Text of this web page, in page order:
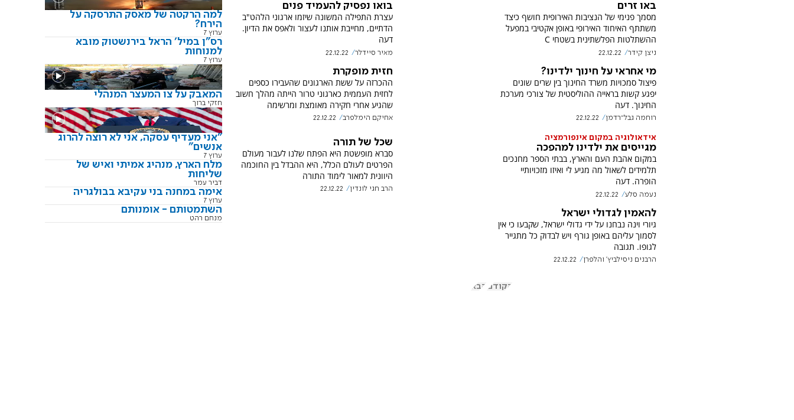
באו זרים
מסמך פנימי של הנציבות האירופית חושף כיצד
משתתף האיחוד האירופי באופן אקטיבי במפעל
ההשתלטות הפלשתינית בשטחי C
ניצן קידר 22.12.22
בואו נפסיק להעמיד פנים
עצרת התפילה המשונה שיזמו ארגוני הלהט"ב
הדתיים, מחייבת אותנו לעצור ולאפס את הדיון.
דעה
מאיר סיידלר 22.12.22
מי אחראי על חינוך ילדינו?
פיצול סמכויות משרד החינוך בין שרים שונים
יפגע קשות בראייה ההוליסטית של צורכי מערכת
החינוך. דעה
רוחמה גבל־רדמן 22.12.22
חזית מופקרת
ההכרזה על ששת הארגונים שהעבירו כספים
לחזית העממית כארגוני טרור הייתה מהלך חשוב
שהגיע אחרי חקירה מאומצת ומרשימה
אחיקם הימלפרב 22.12.22
אידאולוגיה במקום אינפורמציה
מגייסים את ילדינו למהפכה
במקום אהבת העם והארץ, בבתי הספר מחנכים
תלמידים לשאול מה מגיע לי ואיזו מזכויותיי
הופרה. דעה
נעמה סלע 22.12.22
שכל של תורה
סברא מופשטת היא הפתח שלנו לעבור מעולם
הפרטים לעולם הכלל, היא ההבדל בין החוכמה
היוונית למאור לימוד התורה
הרב חגי לונדין 22.12.22
להאמין לגדולי ישראל
גיורי וינה נבחנו על ידי גדולי ישראל, שקבעו כי אין
לסמוך עליהם באופן גורף ויש לבדוק כל מתגייר
לגופו. תגובה
הרבנים ניסילביץ' והלפרן 22.12.22
הקודם הבא
למה הרקטה של מאסק התרסקה על
הירח?
ערוץ 7
רס"ן במיל' הראל בירנשטוק מובא
למנוחות
ערוץ 7
המאבק על צו המעצר המנהלי
חזקי ברוך
"אני מעדיף עסקה, אני לא רוצה להרוג
אנשים"
ערוץ 7
מלח הארץ, מנהיג אמיתי ואיש של
שליחות
דביר עמר
אימה במחנה בני עקיבא בבולגריה
ערוץ 7
השתמטותם - אומנותם
מנחם רהט